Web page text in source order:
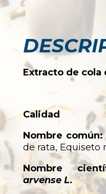
Extracto de cola
Calidad
Nombre común:
de rata, Equiseto
Nombre
arvense L.